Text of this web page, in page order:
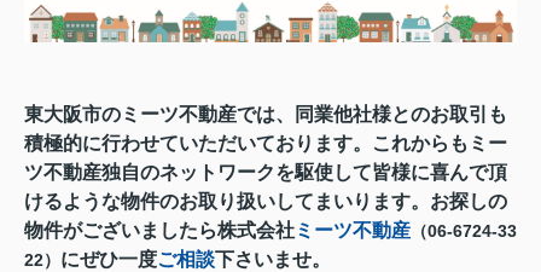
東大阪市のミーツ不動産では、同業他社様とのお取引も
積極的に行わせていただいております。
これからも ミー
ツ不動産独自のネットワークを駆使して皆様に喜んで頂
けるような物件のお取り扱いしてまいります。お探しの
物件がございましたら株式会社ミーツ不動産 （06-6724-33
22） にぜひ一度ご相談下さいませ。